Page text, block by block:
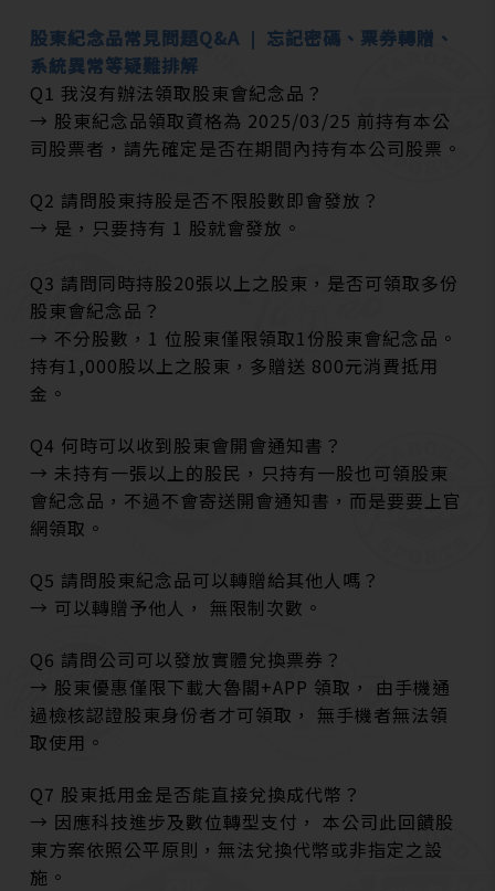
股東紀念品常見問題Q&A ❘ 忘記密碼、票券轉贈、
系統異常等疑難排解
Q1 我沒有辦法領取股東會紀念品？
→ 股東紀念品領取資格為 2025/03/25 前持有本公
司股票者，請先確定是否在期間內持有本公司股票。
Q2 請問股東持股是否不限股數即會發放？
→ 是，只要持有 1 股就會發放。
Q3 請問同時持股20張以上之股東，是否可領取多份
股東會紀念品？
→ 不分股數，1 位股東僅限領取1份股東會紀念品。
持有1,000股以上之股東，多贈送 800元消費抵用
金。
Q4 何時可以收到股東會開會通知書？
→ 未持有一張以上的股民，只持有一股也可領股東
會紀念品，不過不會寄送開會通知書，而是要要上官
網領取。
Q5 請問股東紀念品可以轉贈給其他人嗎？
→ 可以轉贈予他人， 無限制次數。
Q6 請問公司可以發放實體兌換票券？
→ 股東優惠僅限下載大魯閣+APP 領取， 由手機通
過檢核認證股東身份者才可領取， 無手機者無法領
取使用。
Q7 股東抵用金是否能直接兌換成代幣？
→ 因應科技進步及數位轉型支付， 本公司此回饋股
東方案依照公平原則，無法兌換代幣或非指定之設
施。